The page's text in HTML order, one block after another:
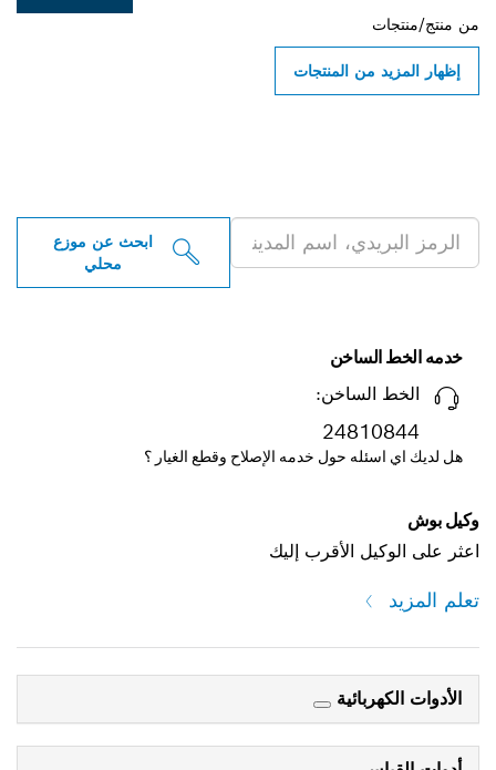
من منتج/منتجات
إظهار المزيد من المنتجات
ابحث عن موزع
محلي
خدمه الخط الساخن
الخط الساخن:
24810844
هل لديك اي اسئله حول خدمه الإصلاح وقطع الغيار ؟
وكيل بوش
اعثر على الوكيل الأقرب إليك
تعلم المزيد
الأدوات الكهربائية